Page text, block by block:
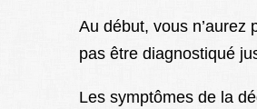
Au début, vous
pas être diagnostiqué
Les symptômes de la